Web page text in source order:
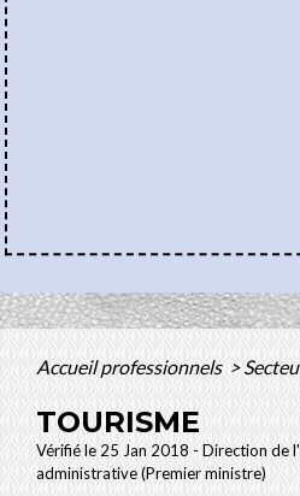
Accueil professionnels>
TOURISME
Vérifié le 25 Jan 2018 - Direction de
administrative (Premier ministre)